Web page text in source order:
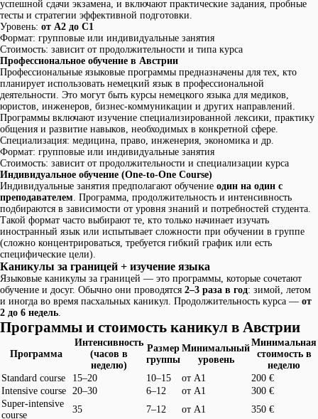
успешной сдачи экзамена, и включают практические задания, пробные
тесты и стратегии эффективной подготовки.
Уровень: от A2 до C1
Формат: групповые или индивидуальные занятия
Стоимость: зависит от продолжительности и типа курса
Профессиональное обучение в Австрии
Профессиональные языковые программы предназначены для тех, кто
планирует использовать немецкий язык в профессиональной
деятельности. Это могут быть курсы немецкого языка для медиков,
юристов, инженеров, бизнес-коммуникации и других направлений.
Программы включают изучение специализированной лексики, практику
общения и развитие навыков, необходимых в конкретной сфере.
Специализация: медицина, право, инженерия, экономика и др.
Формат: групповые или индивидуальные занятия
Стоимость: зависит от продолжительности и специализации курса
Индивидуальное обучение (One-to-One Course)
Индивидуальные занятия предполагают обучение один на один с
преподавателем. Программа, продолжительность и интенсивность
подбираются в зависимости от уровня знаний и потребностей студента.
Такой формат часто выбирают те, кто только начинает изучать
иностранный язык или испытывает сложности при обучении в группе
(сложно концентрироваться, требуется гибкий график или есть
специфические цели).
Каникулы за границей + изучение языка
Языковые каникулы за границей — это программы, которые сочетают
обучение и досуг. Обычно они проводятся 2–3 раза в год: зимой, летом
и иногда во время пасхальных каникул. Продолжительность курса — от
2 до 6 недель.
Программы и стоимость каникул в Австрии
Программа
Интенсивность
(часов в
неделю)
Размер
группы
Минимальный
уровень
Минимальная
стоимость в
неделю
Standard course
15–20 10–15 от A1
200 €
Intensive course 20–30 6–12 от A1
300 €
Super-intensive
course
35 7–12 от A1 350 €